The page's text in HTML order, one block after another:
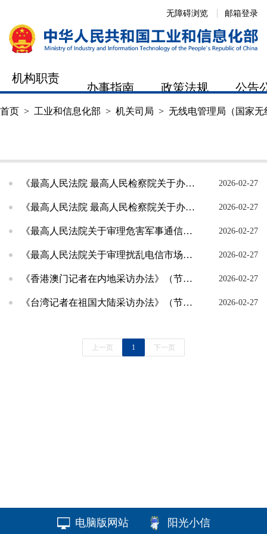
邮箱登录
无障碍浏览
机构职责
办事指南 政策法规 公告
首页 > 工业和信息化部 > 机关司局 > 无线电管理局（国家无
机构职责 工作动态 办事指南
《最高人民法院 最高人民检察院关于办理扰乱无线电通讯管理秩序等刑事案件适用法律若干问题的解... 2026-02-27
《最高人民法院 最高人民检察院关于办理组织、利用邪教组织破坏法律实施等刑事案件适用法律若干... 2026-02-27
《最高人民法院关于审理危害军事通信刑事案件具体应用法律若干问题的解释》（节选） 2026-02-27
《最高人民法院关于审理扰乱电信市场管理秩序案件具体应用法律若干问题的解释》（节选） 2026-02-27
《香港澳门记者在内地采访办法》（节选） 2026-02-27
《台湾记者在祖国大陆采访办法》（节选） 2026-02-27
上一页 1 下一页
电脑版网站 阳光小信